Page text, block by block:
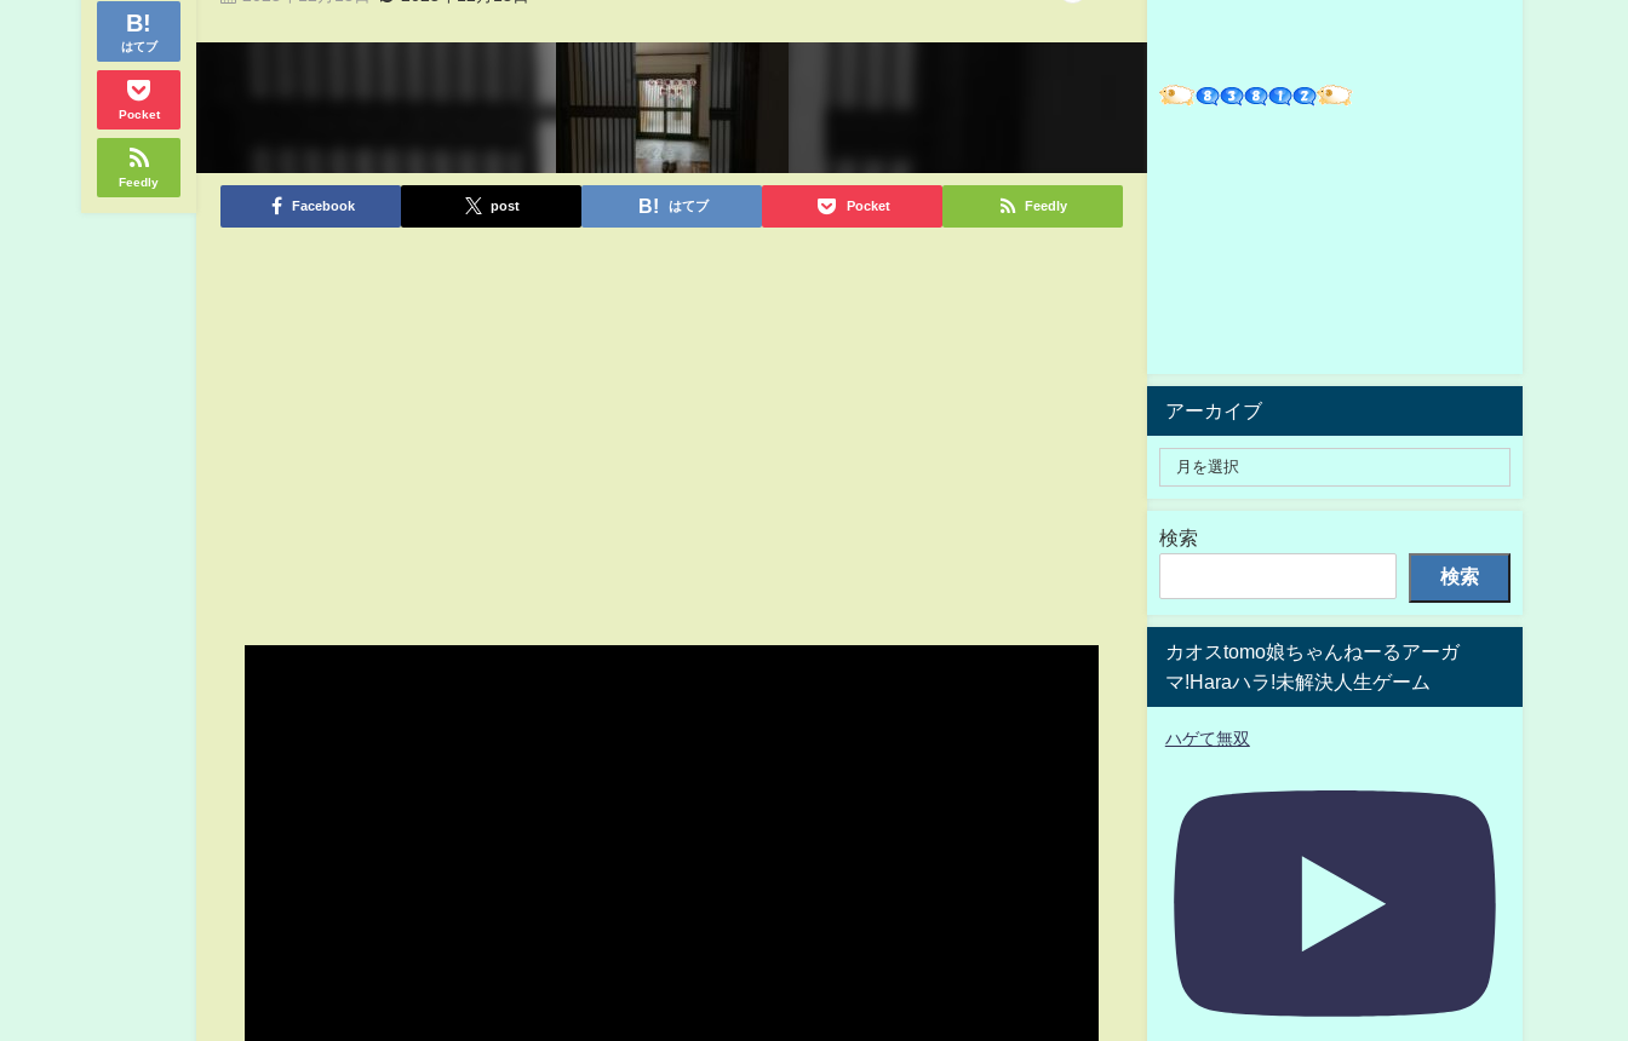
はてブ
Pocket
Feedly
Facebook post はてブ Pocket Feedly
アーカイブ
検索
検索
カオスtomo娘ちゃんねーるアーガ
マ!Haraハラ!未解決人生ゲーム
ハゲて無双